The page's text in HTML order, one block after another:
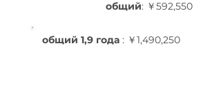
общий: ￥592,550
общий 1,9 года : ￥1,490,250